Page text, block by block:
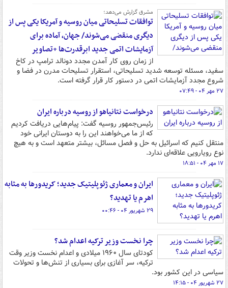
مشرق گزارش می‌دهد؛
توافقات تسلیحاتی میان روسیه و آمریکا یکی پس از
دیگری منقضی می‌شوند/ جهان، آماده برای
آزمایشات اتمی جدید ابرقدرت‌ها +تصاویر
از زمان روی کار آمدن مجدد دونالد ترامپ در کاخ
سفید، مسئله توسعه شدید تسلیحاتی، استقرار تسلیحات مدرن در فضا و
شروع مجدد آزمایشات اتمی در دستور کار قرار گرفته است.
۲۷ مهر ۰۴ - ۰۷:۴۹
درخواست نتانیاهو از روسیه درباره ایران
رئیس‌جمهور روسیه گفت: پیام‌هایی دریافت کردیم
که از ما می‌خواهند این را به دوستان ایرانی خود
منتقل کنیم که اسرائیل به حل و فصل مسائل، بیشتر متعهد است و به هیچ
نوع رویارویی علاقه‌ای ندارد.
۱۷ مهر ۰۴ - ۱۸:۵۱
ایران و معماری ژئوپلیتیک جدید؛ کریدورها به مثابه
اهرم یا تهدید؟
۲۹ شهریور ۰۴ - ۰۰:۴۶
چرا نخست وزیر ترکیه اعدام شد؟
کودتای سال ۱۹۶۰ میلادی و اعدام نخست وزیر وقت
ترکیه، سر آغازی برای بسیاری از تنش‌ها و تحولات
سیاسی در این کشور بود.
۲۷ شهریور ۰۴ - ۱۴:۱۵